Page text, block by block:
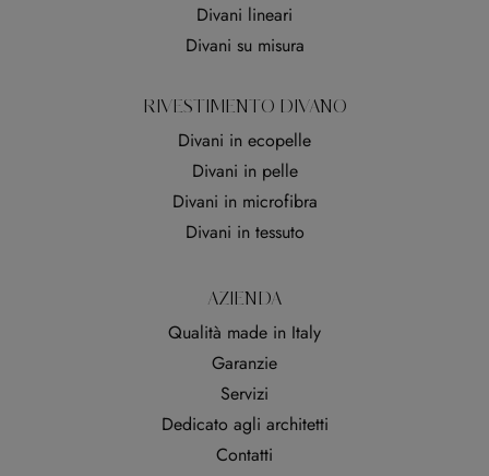
Divani lineari
Divani su misura
RIVESTIMENTO DIVANO
Divani in ecopelle
Divani in pelle
Divani in microfibra
Divani in tessuto
AZIENDA
Qualità made in Italy
Garanzie
Servizi
Dedicato agli architetti
Contatti